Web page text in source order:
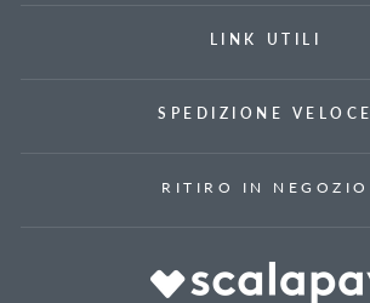
LINK UTILI
SPEDIZIONE VELOCE
RITIRO IN NEGOZIO